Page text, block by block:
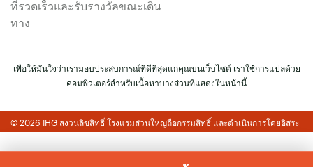
ที่รวดเร็วและรับรางวัลขณะเดิน
ทางเพื่อคุ้มครองคุณ ข้อมูลส่วนบุคคลทั้งหมดที่คุณให้
จะมีการเข้ารหัส และปลอดภัย
เพื่อให้มั่นใจว่าเรามอบประสบการณ์ที่ดีที่สุดแก่คุณบนเว็บไซต์ เราใช้การแปลด้วย
คอมพิวเตอร์สำหรับเนื้อหาบางส่วนที่แสดงในหน้านี้
© 2026 IHG สงวนลิขสิทธิ์ โรงแรมส่วนใหญ่ถือกรรมสิทธิ์ และดำเนินการโดยอิสระ